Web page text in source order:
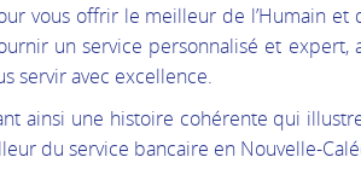
vous offrir le meilleur de l’Humain et
un service personnalisé et expert,
servir avec excellence.
ainsi une histoire cohérente qui
du service bancaire en Nouvelle-